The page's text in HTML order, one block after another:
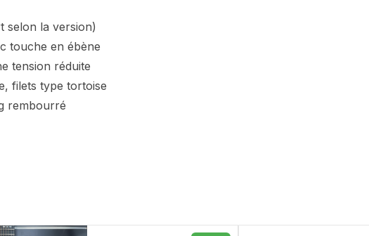
selon la version)
touche en ébène
tension réduite
filets type tortoise
rembourré